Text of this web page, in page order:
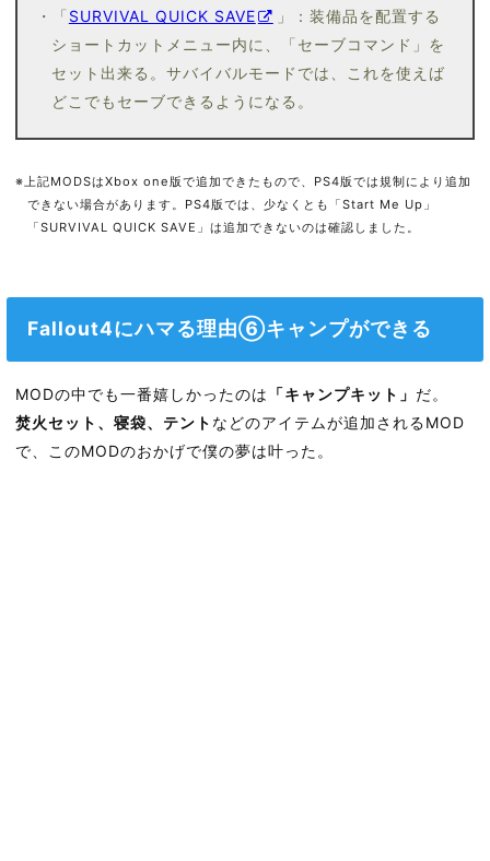
・「 SURVIVAL QUICK SAVE
」：装備品を配置する
ショートカットメニュー内に、「セーブコマンド」を
セット出来る。サバイバルモードでは、これを使えば
どこでもセーブできるようになる。
※上記MODSはXbox one版で追加できたもので、PS4版では規制により追加
できない場合があります。PS4版では、少なくとも「Start Me Up」
「SURVIVAL QUICK SAVE」は追加できないのは確認しました。
Fallout4にハマる理由⑥キャンプができる
MODの中でも一番嬉しかったのは 「キャンプキット」 だ。
焚火セット、寝袋、テント などのアイテムが追加されるMOD
で、このMODのおかげで僕の夢は叶った。